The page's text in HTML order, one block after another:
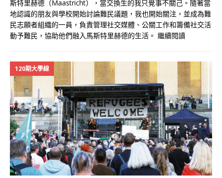
斯特里赫德（Maastricht），當交換生的我只覺事不關己。隨著當
地認識的朋友與學校開始討論難民議題，我也開始關注，並成為難
民志願者組織的一員，負責管理社交媒體、公關工作和籌備社交活
動予難民，協助他們融入馬斯特里赫德的生活。 繼續閱讀
120期大學線